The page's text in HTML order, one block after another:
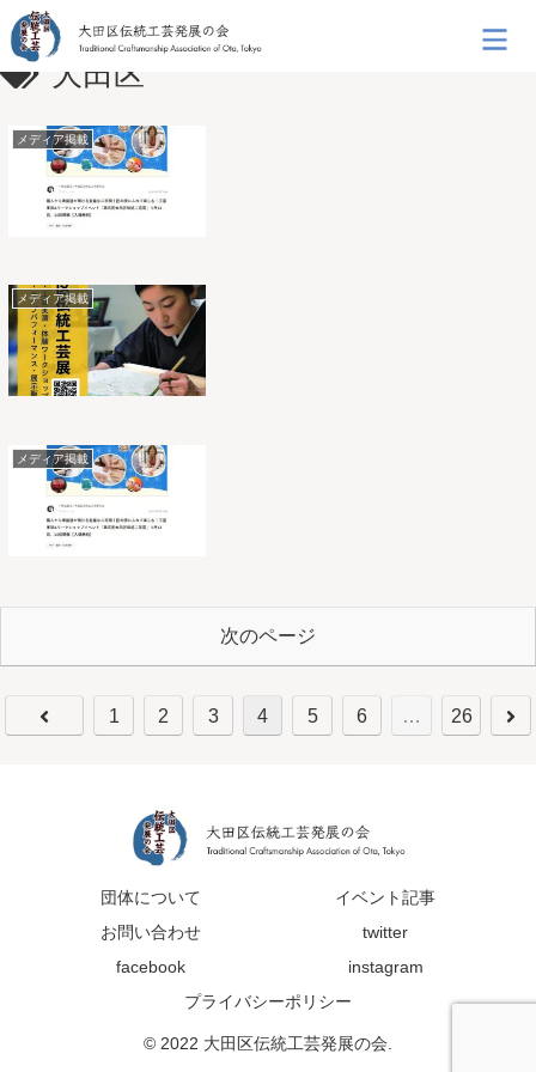
大田区
メディア掲載
メディア掲載
メディア掲載
次のページ
1 2 3 4 5 6 … 26
団体について
イベント記事
お問い合わせ
twitter
facebook
instagram
プライバシーポリシー
© 2022 大田区伝統工芸発展の会.